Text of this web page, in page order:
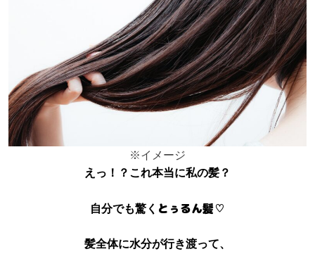
※イメージ
えっ！？これ本当に私の髪？
自分でも驚く とぅるん髪♡
髪全体に水分が行き渡って、